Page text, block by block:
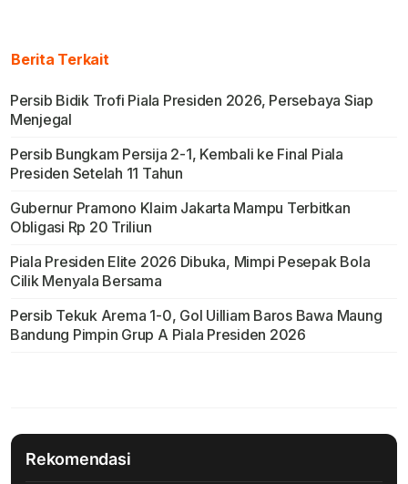
Berita Terkait
Persib Bidik Trofi Piala Presiden 2026, Persebaya Siap
Menjegal
Persib Bungkam Persija 2-1, Kembali ke Final Piala
Presiden Setelah 11 Tahun
Gubernur Pramono Klaim Jakarta Mampu Terbitkan
Obligasi Rp 20 Triliun
Piala Presiden Elite 2026 Dibuka, Mimpi Pesepak Bola
Cilik Menyala Bersama
Persib Tekuk Arema 1-0, Gol Uilliam Baros Bawa Maung
Bandung Pimpin Grup A Piala Presiden 2026
Rekomendasi